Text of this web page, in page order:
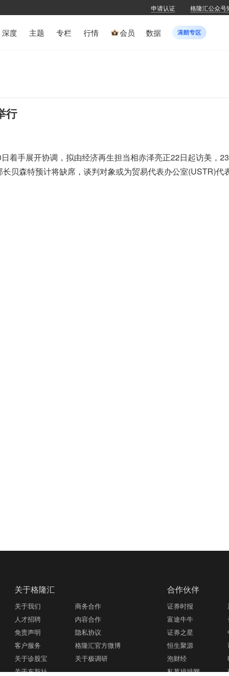
申请认证 格隆汇公众号
深度 主题 专栏 行情 会员 数据
行
着手展开协调，拟由经济再生担当相赤泽亮正22日起访美，23
贝森特预计将缺席，谈判对象或为贸易代表办公室(USTR)代
关于格隆汇
关于我们
商务合作
人才招聘
内容合作
免责声明
隐私协议
客户服务
格隆汇官方微博
关于诊股宝
关于极调研
关于东新社
合作伙伴
证券时报
富途牛牛
证券之星
恒生聚源
泡财经
私募排排网